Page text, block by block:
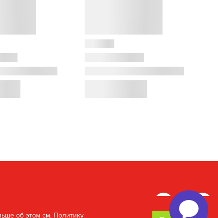
об этом см. Политику